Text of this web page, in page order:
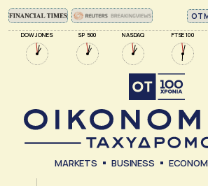
DOW JONES SP 500 NASDAQ FTSE 100
ΟΤ
MARKETS BUSINESS